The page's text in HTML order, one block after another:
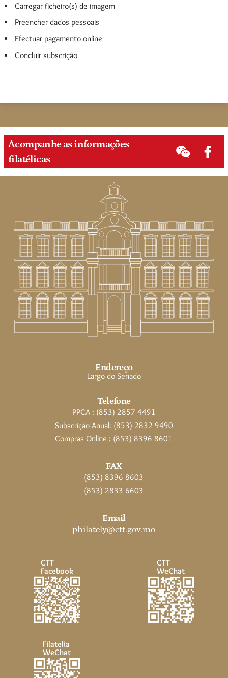
Carregar ficheiro(s) de imagem
Preencher dados pessoais
Efectuar pagamento online
Concluir subscrição
Acompanhe as informações
filatélicas
CTT
Facebook
CTT
WeChat
Filatelia
WeChat
Endereço
Largo do Senado
Telefone
PPCA : (853) 2857 4491
Subscrição Anual: (853) 2832 9490
Compras Online : (853) 8396 8601
FAX
(853) 8396 8603
(853) 2833 6603
Email
philately@ctt.gov.mo